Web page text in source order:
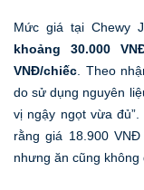
Mức giá tại Chewy
khoảng 30.000
VNĐ/chiếc. Theo
do sử dụng nguyên
vị ngậy ngọt vừa
rằng giá 18.900
nhưng ăn cũng không